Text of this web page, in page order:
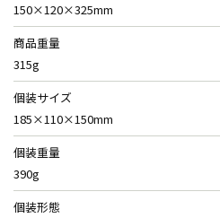
150×120×325mm
商品重量
315g
個装サイズ
185×110×150mm
個装重量
390g
個装形態